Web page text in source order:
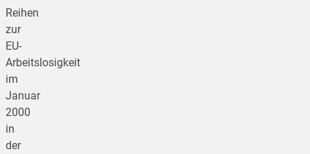
Reihen
zur
EU-
Arbeitslosigkeit
im
Januar
2000
in
der